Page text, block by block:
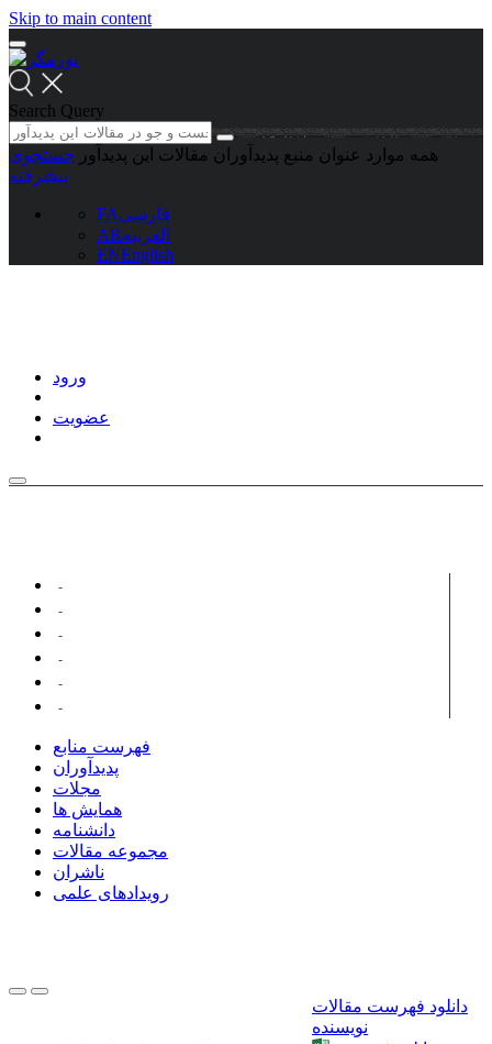
Skip to main content
Search Query
همه موارد عنوان منبع پدیدآوران مقالات این پدیدآور جستجوی
پیشرفته
FAفارسی
ARالعربیه
ENEnglish
ورود
عضویت
فهرست منابع
پدیدآوران
مجلات
همایش ها
دانشنامه
مجموعه مقالات
ناشران
رویدادهای علمی
دانلود فهرست مقالات
نویسنده